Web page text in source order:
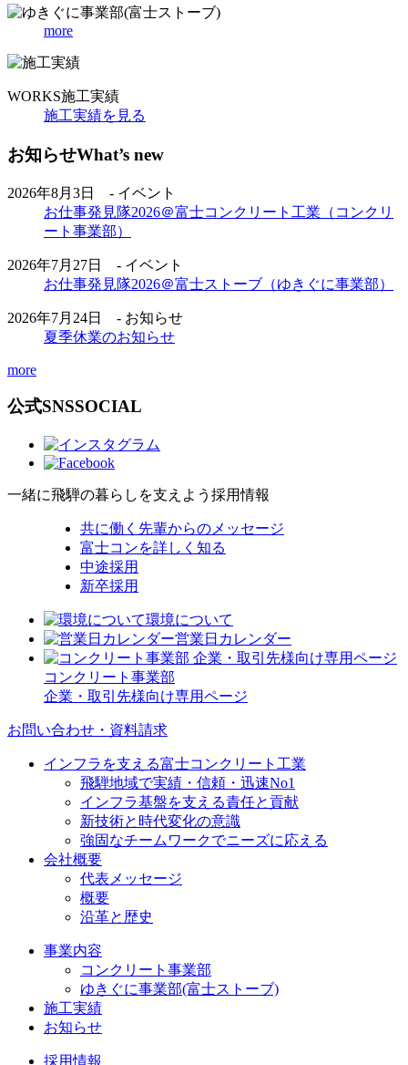
more
WORKS施工実績
施工実績を見る
お知らせWhat’s new
2026年8月3日 - イベント
お仕事発見隊2026＠富士コンクリート工業（コンクリ
ート事業部）
2026年7月27日 - イベント
お仕事発見隊2026＠富士ストーブ（ゆきぐに事業部）
2026年7月24日 - お知らせ
夏季休業のお知らせ
more
公式SNSSOCIAL
一緒に飛騨の暮らしを支えよう 採用情報
共に働く先輩からのメッセージ
富士コンを詳しく知る
中途採用
新卒採用
環境について
営業日カレンダー
コンクリート事業部
企業・取引先様向け専用ページ
お問い合わせ・資料請求
インフラを支える富士コンクリート工業
飛騨地域で実績・信頼・迅速No1
インフラ基盤を支える責任と貢献
新技術と時代変化の意識
強固なチームワークでニーズに応える
会社概要
代表メッセージ
概要
沿革と歴史
事業内容
コンクリート事業部
ゆきぐに事業部(富士ストーブ)
施工実績
お知らせ
採用情報